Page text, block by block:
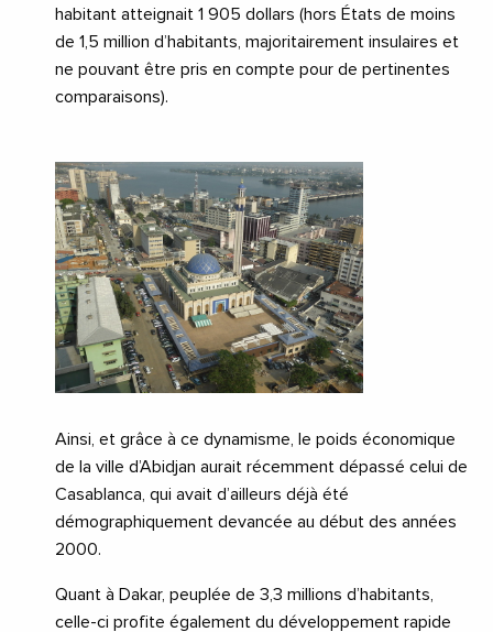
habitant atteignait 1 905 dollars (hors États de moins
de 1,5 million d’habitants, majoritairement insulaires et
ne pouvant être pris en compte pour de pertinentes
comparaisons).
Ainsi, et grâce à ce dynamisme, le poids économique
de la ville d’Abidjan aurait récemment dépassé celui de
Casablanca, qui avait d’ailleurs déjà été
démographiquement devancée au début des années
2000.
Quant à Dakar, peuplée de 3,3 millions d’habitants,
celle-ci profite également du développement rapide